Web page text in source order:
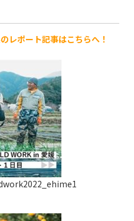
レポート記事はこちらへ！